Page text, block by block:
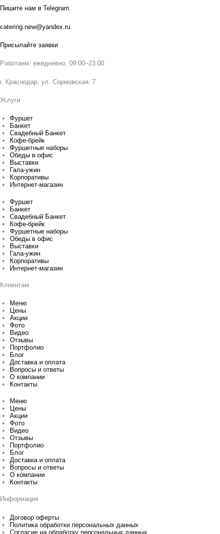
Пишите нам в Telegram
catering.new@yandex.ru
Присылайте заявки
Работаем: ежедневно, 09:00–23:00
г. Краснодар, ул. Сормовская, 7
Услуги
Фуршет
Банкет
Свадебный Банкет
Кофе-брейк
Фуршетные наборы
Обеды в офис
Выставки
Гала-ужин
Корпоративы
Интернет-магазин
Фуршет
Банкет
Свадебный Банкет
Кофе-брейк
Фуршетные наборы
Обеды в офис
Выставки
Гала-ужин
Корпоративы
Интернет-магазин
Клиентам
Меню
Цены
Акции
Фото
Видео
Отзывы
Портфолио
Блог
Доставка и оплата
Вопросы и ответы
О компании
Контакты
Меню
Цены
Акции
Фото
Видео
Отзывы
Портфолио
Блог
Доставка и оплата
Вопросы и ответы
О компании
Контакты
Информация
Договор оферты
Политика обработки персональных данных
Согласие на обработку персональных данных